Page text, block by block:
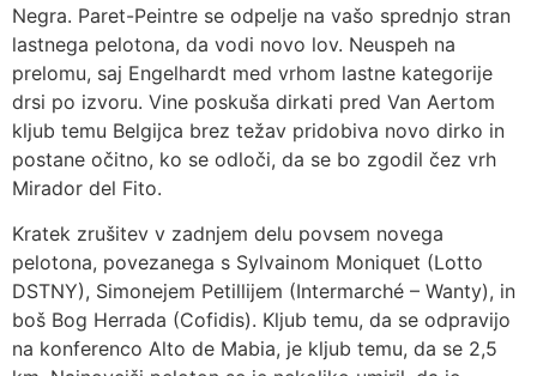
Negra. Paret-Peintre se odpelje na vašo sprednjo stran
lastnega pelotona, da vodi novo lov. Neuspeh na
prelomu, saj Engelhardt med vrhom lastne kategorije
drsi po izvoru. Vine poskuša dirkati pred Van Aertom
kljub temu Belgijca brez težav pridobiva novo dirko in
postane očitno, ko se odloči, da se bo zgodil čez vrh
Mirador del Fito.
Kratek zrušitev v zadnjem delu povsem novega
pelotona, povezanega s Sylvainom Moniquet (Lotto
DSTNY), Simonejem Petillijem (Intermarché – Wanty), in
boš Bog Herrada (Cofidis). Kljub temu, da se odpravijo
na konferenco Alto de Mabia, je kljub temu, da se 2,5